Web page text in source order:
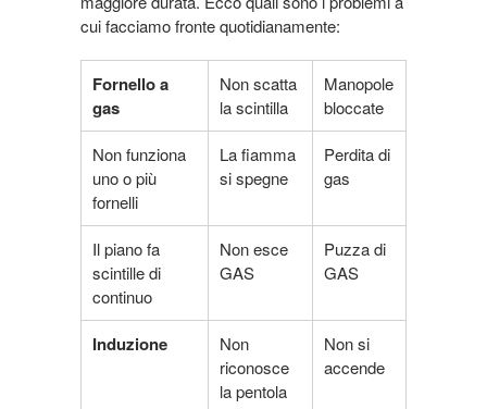
cui facciamo fronte quotidianamente:
Fornello a
gas
Non scatta
la scintilla
Manopole
bloccate
Non funziona
uno o più
fornelli
La fiamma
si spegne
Perdita di
gas
Il piano fa
scintille di
continuo
Non esce
GAS
Puzza di
GAS
Induzione
Non
riconosce
la pentola
Non si
accende